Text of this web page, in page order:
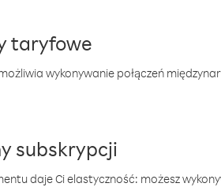
taryfowe
wykonywanie połączeń
subskrypcji
daje Ci elastyczność: możesz